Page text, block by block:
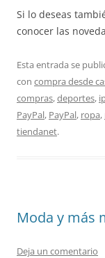
Si lo deseas
conocer las
Esta entrada se
con compra desde
compras,deportes,
PayPal, PayPal, ropa,
tiendanet.
Moda y más
Deja un comentario